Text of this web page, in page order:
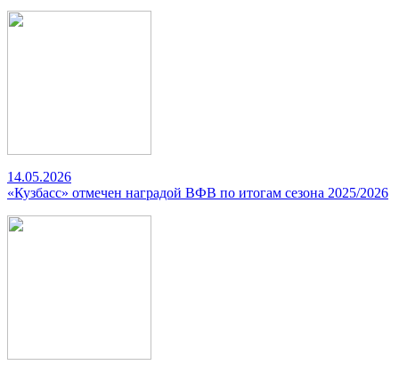
14.05.2026
«Кузбасс» отмечен наградой ВФВ по итогам сезона 2025/2026